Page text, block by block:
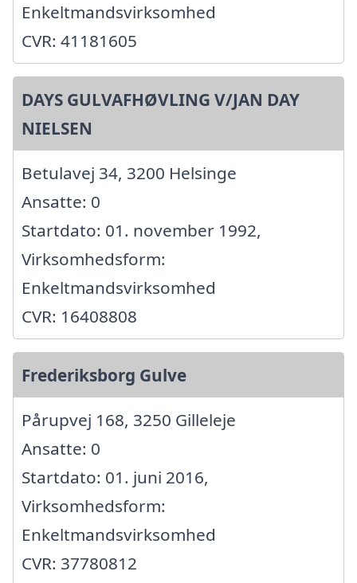
Enkeltmandsvirksomhed
CVR: 41181605
DAYS GULVAFHØVLING V/JAN DAY
NIELSEN
Betulavej 34, 3200 Helsinge
Ansatte: 0
Startdato: 01. november 1992,
Virksomhedsform:
Enkeltmandsvirksomhed
CVR: 16408808
Frederiksborg Gulve
Pårupvej 168, 3250 Gilleleje
Ansatte: 0
Startdato: 01. juni 2016,
Virksomhedsform:
Enkeltmandsvirksomhed
CVR: 37780812